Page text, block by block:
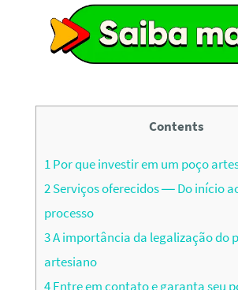
Contents
1Por que investir em um poço
2Serviços oferecidos — Do início
processo
3A importância da legalização do
artesiano
4Entre em contato e garanta seu